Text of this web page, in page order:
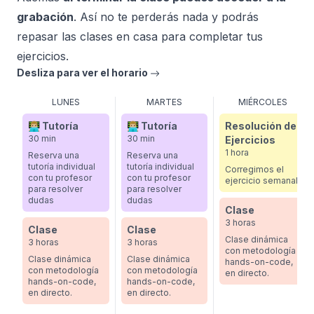
⚙️ Serverless con Vercel y Faable
🌏 Sistemas de caché y CDN
📱 Desarrolla un chat en tiempo real con
Websockets
💶 Integra una pasarela de pago con Next.js y
Stripe
grabación. Así no te perderás nada y podrás
repasar las clases en casa para completar tus
ejercicios.
Desliza para ver el horario
LUNES
👨🏼‍💻 Tutoría
30 min
Reserva una
tutoría individual
con tu profesor
para resolver
dudas
Clase
3 horas
Clase dinámica
con metodología
hands-on-code,
en directo.
MARTES
👨🏼‍💻 Tutoría
30 min
Reserva una
tutoría individual
con tu profesor
para resolver
dudas
Clase
3 horas
Clase dinámica
con metodología
hands-on-code,
en directo.
MIÉRCOLES
Resolución de
Ejercicios
1 hora
Corregimos el
ejercicio semanal
Clase
3 horas
Clase dinámica
con metodología
hands-on-code,
en directo.